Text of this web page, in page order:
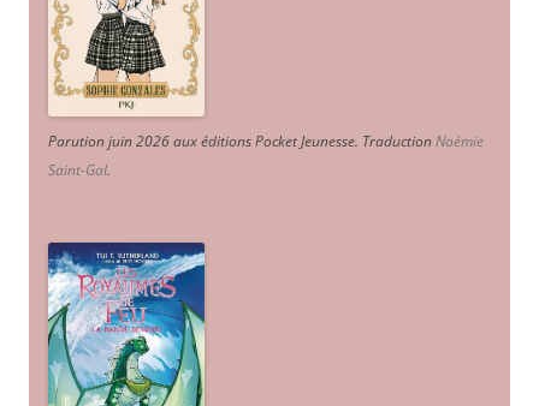
Parution juin 2026 aux éditions Pocket Jeunesse. TraductionNoémie
Saint-Gal.